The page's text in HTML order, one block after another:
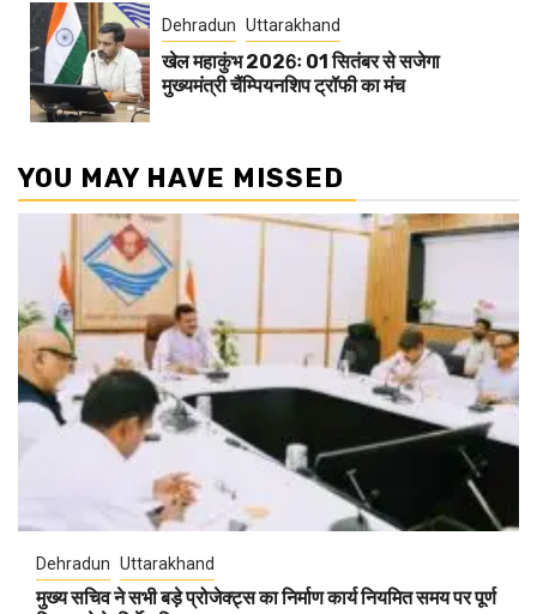
Dehradun Uttarakhand
खेल महाकुंभ 2026ः 01 सितंबर से सजेगा
मुख्यमंत्री चैंम्पियनशिप ट्रॉफी का मंच
YOU MAY HAVE MISSED
Dehradun Uttarakhand
मुख्य सचिव ने सभी बड़े प्रोजेक्ट्स का निर्माण कार्य नियमित समय पर पूर्ण